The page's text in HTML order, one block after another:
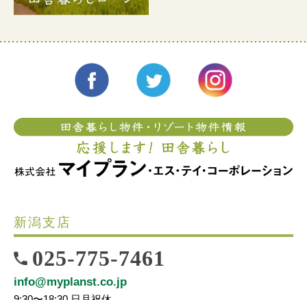
新潟支店
025-775-7461
info@myplanst.co.jp